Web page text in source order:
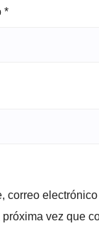
*
correo
vez que